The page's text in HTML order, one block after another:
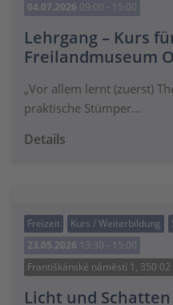
04.07.2026 09:00 - 15:00
Lehrgang – Kurs
Freilandmuseum
„Vor allem lernt (zuerst)
praktische Stümper…
Details
Freizeit Kurs / Weiterbildung
23.05.2026 13:30 - 15:00
Františkánské náměstí 1, 350 02
Licht und Schatten